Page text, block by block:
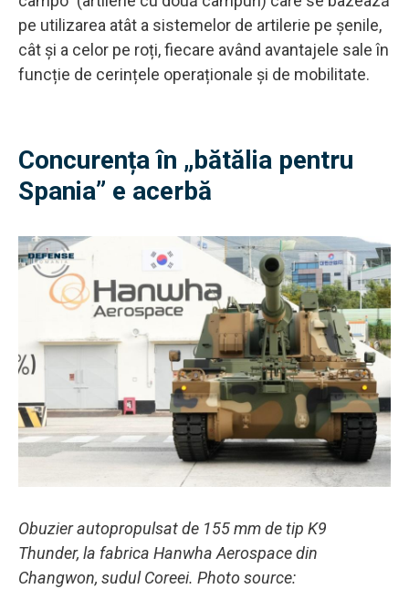
pe utilizarea atât a sistemelor de artilerie pe șenile,
cât și a celor pe roți, fiecare având avantajele sale în
funcție de cerințele operaționale și de mobilitate.
Concurența în „bătălia pentru
Spania” e acerbă
Obuzier autopropulsat de 155 mm de tip K9
Thunder, la fabrica Hanwha Aerospace din
Changwon, sudul Coreei. Photo source: